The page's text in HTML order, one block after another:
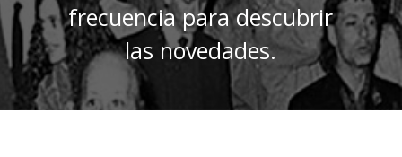
frecuencia para descubrir
las novedades.